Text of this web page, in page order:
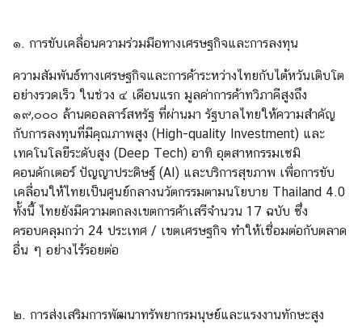
ร
|
A
b
o
u
t
U
s
ว
๑. การขับเคลื่อนความร่วมมือทางเศรษฐกิจและการลงทุน
ความสัมพันธ์ทางเศรษฐกิจและการค้าระหว่างไทยกับไต้หวันเติบโต
อย่างรวดเร็ว ในช่วง ๔ เดือนแรก มูลค่าการค้าทวิภาคีสูงถึง
๑๙,๐๐๐ ล้านดอลลาร์สหรัฐ ที่ผ่านมา รัฐบาลไทยให้ความสำคัญ
กับการลงทุนที่มีคุณภาพสูง (High-quality Investment) และ
เทคโนโลยีระดับสูง (Deep Tech) อาทิ อุตสาหกรรมเซมิ
คอนดักเตอร์ ปัญญาประดิษฐ์ (AI) และบริการสุขภาพ เพื่อการขับ
เคลื่อนให้ไทยเป็นศูนย์กลางนวัตกรรมตามนโยบาย Thailand 4.0
ทั้งนี้ ไทยยังมีความตกลงเขตการค้าเสรีจำนวน 17 ฉบับ ซึ่ง
ครอบคลุมกว่า 24 ประเทศ / เขตเศรษฐกิจ ทำให้เชื่อมต่อกับตลาด
อื่น ๆ อย่างไร้รอยต่อ
๒. การส่งเสริมการพัฒนาทรัพยากรมนุษย์และแรงงานทักษะสูง